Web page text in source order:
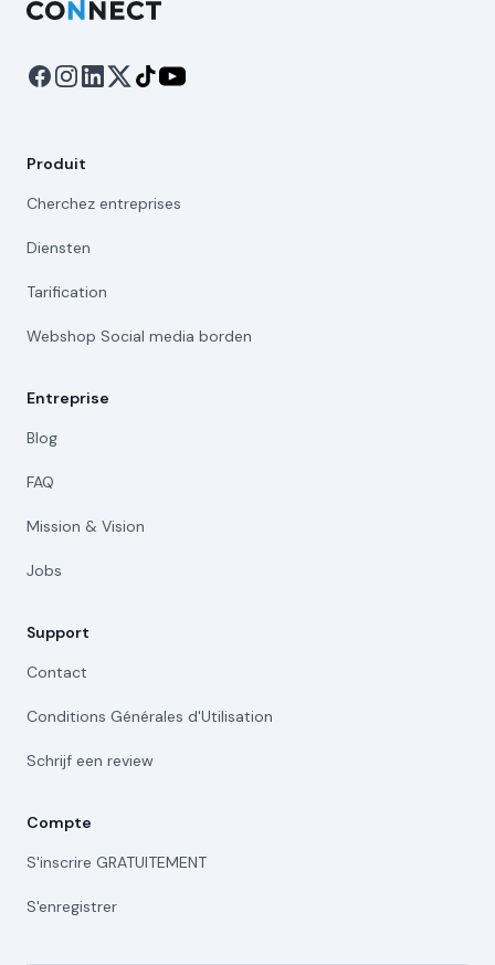
Produit
Cherchez entreprises
Diensten
Tarification
Webshop Social media borden
Entreprise
Blog
FAQ
Mission & Vision
Jobs
Support
Contact
Conditions Générales d'Utilisation
Schrijf een review
Compte
S'inscrire GRATUITEMENT
S'enregistrer